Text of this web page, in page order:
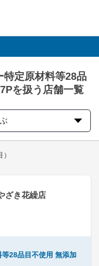
特定原材料等28品
を扱う店舗一覧
ざき花繰店
28品目不使用 無添加